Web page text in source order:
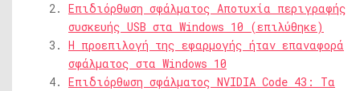
Επιδιόρθωση σφάλματος Αποτυχία περιγραφής
συσκευής USB στα Windows 10 (επιλύθηκε)
Η προεπιλογή της εφαρμογής ήταν επαναφορά
σφάλματος στα Windows 10
Επιδιόρθωση σφάλματος NVIDIA Code 43: Τα